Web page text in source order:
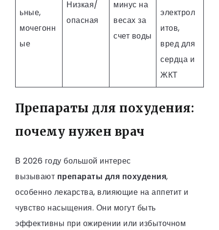
ьные,
мочегонн
ые
Низкая/
опасная
минус на
весах за
счет воды
электрол
итов,
вред для
сердца и
ЖКТ
Препараты для похудения:
почему нужен врач
В 2026 году большой интерес
вызывают препараты для похудения,
особенно лекарства, влияющие на аппетит и
чувство насыщения. Они могут быть
эффективны при ожирении или избыточном